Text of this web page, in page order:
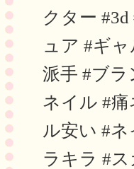
クター
ュア #ギ
派手 #ブラ
ネイル #
ル安い #
ラキラ #